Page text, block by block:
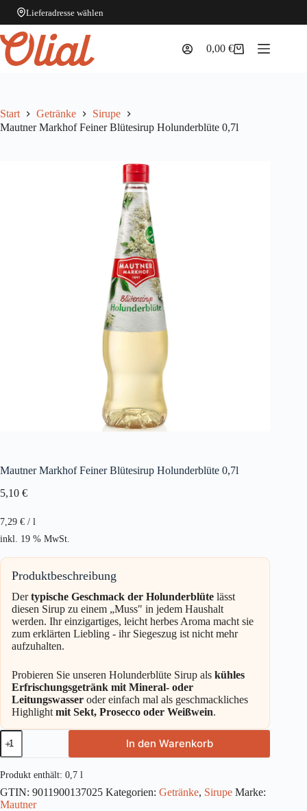
Lieferadresse wählen
Zum
Inhalt
springen
Warenkorb
0,00€
Start Getränke
Sirupe
Mautner Markhof Feiner Blütesirup Holunderblüte 0,7l
Mautner Markhof Feiner Blütesirup Holunderblüte 0,7l
5,10 €
7,29 € / l
inkl. 19 % MwSt.
Produktbeschreibung
Dertypische Geschmack der Holunderblüte lässt
diesen Sirup zu einem „Muss" in jedem Haushalt
werden. Ihr einzigartiges, leicht herbes Aroma macht sie
zum erklärten Liebling - ihr Siegeszug ist nicht mehr
aufzuhalten.
Probieren Sie unseren Holunderblüte Sirup als kühles
Erfrischungsgetränk mit Mineral- oder
Leitungswasser oder einfach mal als geschmackliches
Highlight mit Sekt, Prosecco oder Weißwein.
Mautner
Markhof
Feiner
Blütesirup
Holunderblüte
0,7l
Menge
In den Warenkorb
Produkt enthält: 0,7 l
GTIN: 9011900137025 Kategorien: Getränke, Sirupe Marke:
Mautner